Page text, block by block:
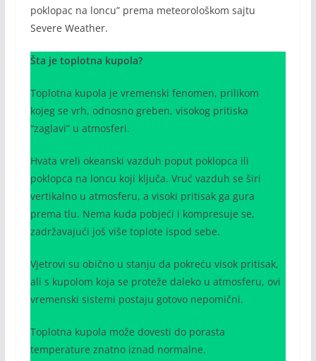
poklopac na loncu” prema meteorološkom sajtu
Severe Weather.
Šta je toplotna kupola?
Toplotna kupola je vremenski fenomen, prilikom
kojeg se vrh, odnosno greben, visokog pritiska
“zaglavi” u atmosferi.
Hvata vreli okeanski vazduh poput poklopca ili
poklopca na loncu koji ključa. Vruć vazduh se širi
vertikalno u atmosferu, a visoki pritisak ga gura
prema tlu. Nema kuda pobjeći i kompresuje se,
zadržavajući još više toplote ispod sebe.
Vjetrovi su obično u stanju da pokreću visok pritisak,
ali s kupolom koja se proteže daleko u atmosferu, ovi
vremenski sistemi postaju gotovo nepomični.
Toplotna kupola može dovesti do porasta
temperature znatno iznad normalne.